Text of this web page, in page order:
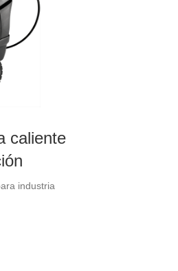
caliente
industria